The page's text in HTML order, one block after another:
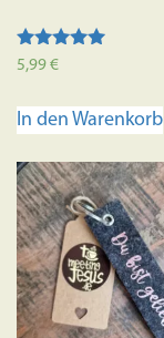
Bewertet mit
5,99€
In den Warenkorb